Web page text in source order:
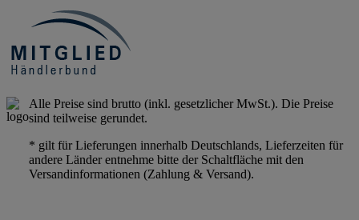
Alle Preise sind brutto (inkl. gesetzlicher MwSt.). Die Preise
sind teilweise gerundet.
* gilt für Lieferungen innerhalb Deutschlands, Lieferzeiten für
andere Länder entnehme bitte der Schaltfläche mit den
Versandinformationen (Zahlung & Versand).